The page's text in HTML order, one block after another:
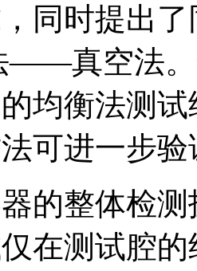
同时提出
——真空法。
均衡法测
可进一步
的整体检
在测试腔